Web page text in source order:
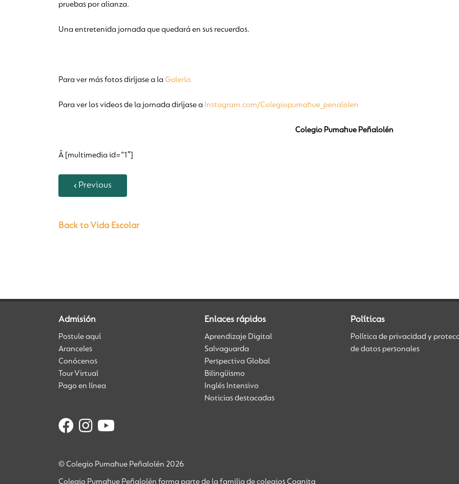
pruebas por alianza.
Una entretenida jornada que quedará en sus recuerdos.
Para ver más fotos diríjase a la Galería.
Para ver los videos de la jornada diríjase a Instagram.com/Colegiopumahue_penalolen
Colegio Pumahue Peñalolén
Â [multimedia id=”1″]
Previous
Back to Vida Escolar
Admisión
Postule aquí
Aranceles
Conócenos
Tour Virtual
Pago en línea
Enlaces rápidos
Aprendizaje Digital
Salvaguarda
Perspectiva Global
Bilingüismo
Inglés Intensivo
Noticias destacadas
Políticas
Política de privacidad y
de datos personales
© Colegio Pumahue Peñalolén 2026
Colegio Pumahue Peñalolén forma parte de la familia de colegios Cognita